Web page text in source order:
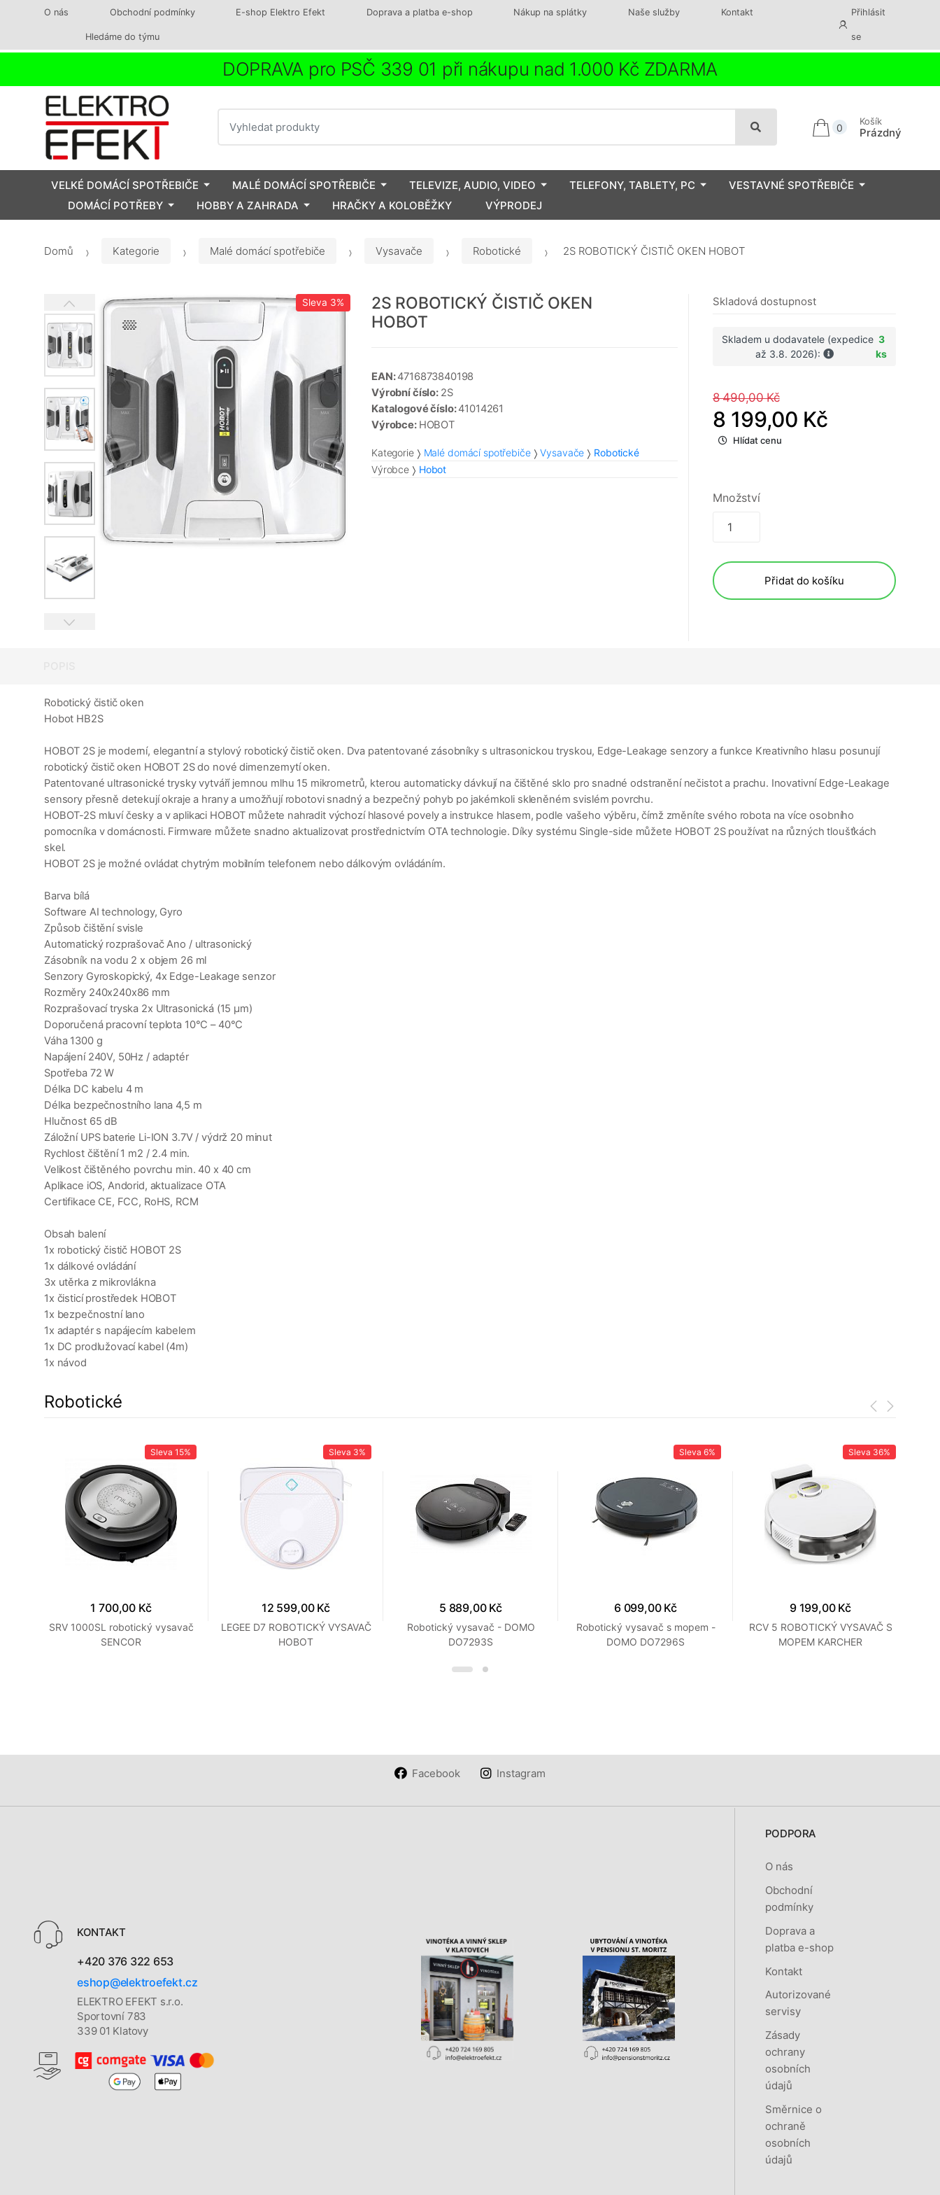
O nás Obchodní podmínky E-shop Elektro Efekt Doprava a platba e-shop Nákup na splátky Naše služby Kontakt
Hledáme do týmu
Přihlásit
se
DOPRAVA pro PSČ 339 01 při nákupu nad 1.000 Kč ZDARMA
0
Košík
Prázdný
VELKÉ DOMÁCÍ SPOTŘEBIČE MALÉ DOMÁCÍ SPOTŘEBIČE TELEVIZE, AUDIO, VIDEO TELEFONY, TABLETY, PC
VESTAVNÉ SPOTŘEBIČE
DOMÁCÍ POTŘEBY
HOBBY A ZAHRADA HRAČKY A KOLOBĚŽKY VÝPRODEJ
Domů Kategorie Malé domácí spotřebiče Vysavače Robotické 2S ROBOTICKÝ ČISTIČ OKEN HOBOT
Sleva 3%
2S ROBOTICKÝ ČISTIČ OKEN
HOBOT
EAN:4716873840198
Výrobní číslo: 2S
Katalogové číslo:41014261
Výrobce: HOBOT
Kategorie Malé domácí spotřebiče Vysavače
Robotické
Výrobce
Hobot
Skladová dostupnost
Skladem u dodavatele (expedice
až 3.8. 2026):
3
ks
8 490,00 Kč
8 199,00 Kč
Hlídat cenu
Množství
Přidat do košíku
Robotický čistič oken
Hobot HB2S
HOBOT 2S je moderní, elegantní a stylový robotický čistič oken. Dva patentované zásobníky s ultrasonickou tryskou, Edge-Leakage senzory a funkce Kreativního hlasu posunují
robotický čistič oken HOBOT 2S do nové dimenzemytí oken.
Patentované ultrasonické trysky vytváří jemnou mlhu 15 mikrometrů, kterou automaticky dávkují na čištěné sklo pro snadné odstranění nečistot a prachu. Inovativní Edge-Leakage
sensory přesně detekují okraje a hrany a umožňují robotovi snadný a bezpečný pohyb po jakémkoli skleněném svislém povrchu.
HOBOT-2S mluví česky a v aplikaci HOBOT můžete nahradit výchozí hlasové povely a instrukce hlasem, podle vašeho výběru, čímž změníte svého robota na více osobního
pomocníka v domácnosti. Firmware můžete snadno aktualizovat prostřednictvím OTA technologie. Díky systému Single-side můžete HOBOT 2S používat na různých tloušťkách
skel.
HOBOT 2S je možné ovládat chytrým mobilním telefonem nebo dálkovým ovládáním.
Barva bílá
Software AI technology, Gyro
Způsob čištění svisle
Automatický rozprašovač Ano / ultrasonický
Zásobník na vodu 2 x objem 26 ml
Senzory Gyroskopický, 4x Edge-Leakage senzor
Rozměry 240x240x86 mm
Rozprašovací tryska 2x Ultrasonická (15 μm)
Doporučená pracovní teplota 10°C – 40°C
Váha 1300 g
Napájení 240V, 50Hz / adaptér
Spotřeba 72 W
Délka DC kabelu 4 m
Délka bezpečnostního lana 4,5 m
Hlučnost 65 dB
Záložní UPS baterie Li-ION 3.7V / výdrž 20 minut
Rychlost čištění 1 m2 / 2.4 min.
Velikost čištěného povrchu min. 40 x 40 cm
Aplikace iOS, Andorid, aktualizace OTA
Certifikace CE, FCC, RoHS, RCM
Obsah balení
1x robotický čistič HOBOT 2S
1x dálkové ovládání
3x utěrka z mikrovlákna
1x čisticí prostředek HOBOT
1x bezpečnostní lano
1x adaptér s napájecím kabelem
1x DC prodlužovací kabel (4m)
1x návod
Robotické
Sleva 15%
1 700,00 Kč
SRV 1000SL robotický vysavač
SENCOR
Sleva 3%
12 599,00 Kč
LEGEE D7 ROBOTICKÝ VYSAVAČ
HOBOT
5 889,00 Kč
Robotický vysavač - DOMO
DO7293S
Sleva 6%
6 099,00 Kč
Robotický vysavač s mopem -
DOMO DO7296S
Sleva 36%
9 199,00 Kč
RCV 5 ROBOTICKÝ VYSAVAČ S
MOPEM KARCHER
Facebook Instagram
KONTAKT
+420 376 322 653
eshop@elektroefekt.cz
ELEKTRO EFEKT s.r.o.
Sportovní 783
339 01 Klatovy
PODPORA
O nás
Obchodní
podmínky
Doprava a
platba e-shop
Kontakt
Autorizované
servisy
Zásady
ochrany
osobních
údajů
Směrnice o
ochraně
osobních
údajů